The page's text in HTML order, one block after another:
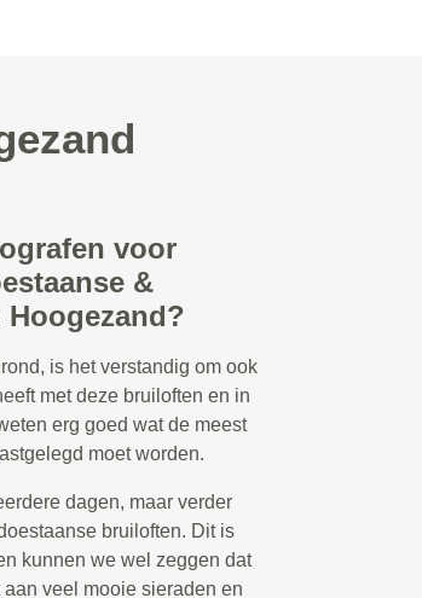
voor
&
is het verstandig om ook
met deze bruiloften en in
erg goed wat de meest
moet worden.
dagen, maar verder
bruiloften. Dit is
kunnen we wel zeggen dat
veel mooie sieraden en